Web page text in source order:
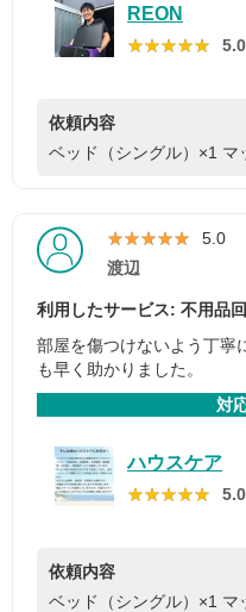
REON
★★★★★
★★★★★ 5.0
依頼内容
ベッド（シングル）×1 マ
★★★★★
★★★★★ 5.0
渡辺
利用したサービス: 不用品
部屋を傷つけないよう丁寧
も早く助かりました。
対
ハウスケア
★★★★★
★★★★★ 5.0
依頼内容
ベッド（シングル）×1 マ